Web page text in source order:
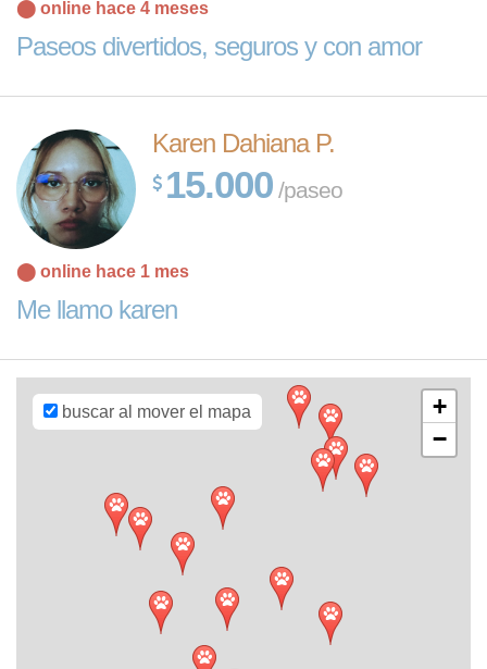
⬤ online hace 4 meses
Paseos divertidos, seguros y con amor
Karen Dahiana P.
15.000 /paseo
⬤ online hace 1 mes
Me llamo karen
buscar al mover el mapa
+
−